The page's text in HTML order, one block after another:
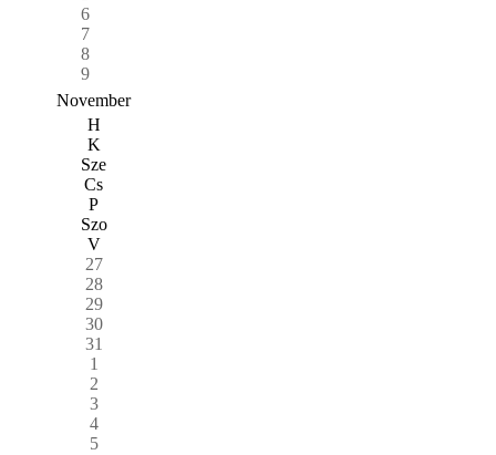
6
7
8
9
November
H
K
Sze
Cs
P
Szo
V
27
28
29
30
31
1
2
3
4
5